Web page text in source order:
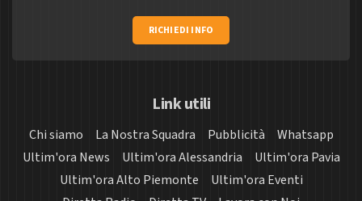
RICHIEDI INFO
Link utili
Chi siamo La Nostra Squadra Pubblicità
Whatsapp
Ultim'ora News
Ultim'ora Alessandria
Ultim'ora Pavia
Ultim'ora Alto Piemonte
Ultim'ora Eventi